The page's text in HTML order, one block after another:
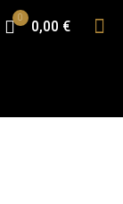
0
0,00 €